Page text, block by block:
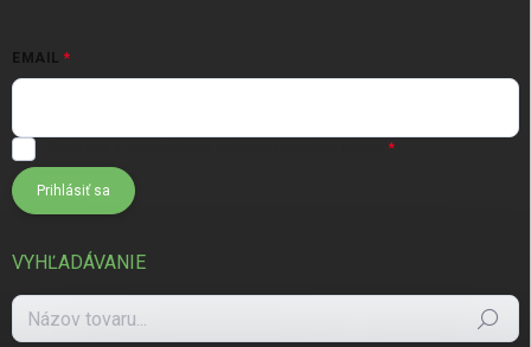
EMAIL
Prihlásiť sa
VYHĽADÁVANIE
Hľadať